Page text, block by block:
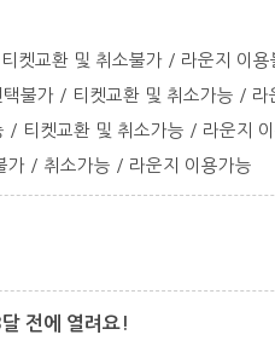
켓교환 및 취소불가 / 라운지 이용
불가 / 티켓교환 및 취소가능 / 라
티켓교환 및 취소가능 / 라운지
/ 취소가능 / 라운지 이용가능
전에 열려요!